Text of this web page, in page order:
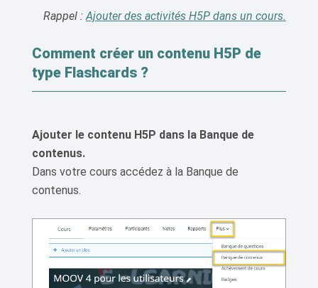
Rappel : Ajouter des activités H5P dans un cours.
Comment créer un contenu H5P de
type Flashcards ?
Ajouter le contenu H5P dans la Banque de
contenus.
Dans votre cours accédez à la Banque de
contenus.